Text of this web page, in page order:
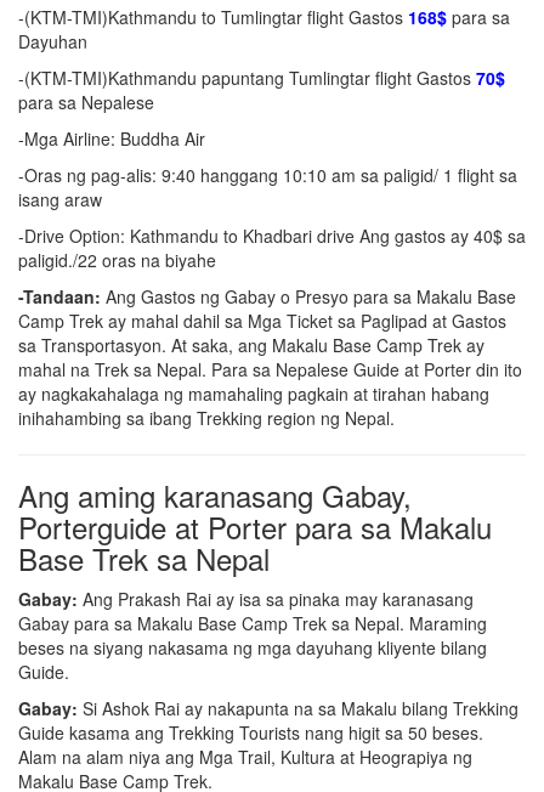
-(KTM-TMI)Kathmandu to Tumlingtar flight Gastos 168$ para sa
Dayuhan
-(KTM-TMI)Kathmandu papuntang Tumlingtar flight Gastos 70$
para sa Nepalese
-Mga Airline: Buddha Air
-Oras ng pag-alis: 9:40 hanggang 10:10 am sa paligid/ 1 flight sa
isang araw
-Drive Option: Kathmandu to Khadbari drive Ang gastos ay 40$ sa
paligid./22 oras na biyahe
-Tandaan: Ang Gastos ng Gabay o Presyo para sa Makalu Base
Camp Trek ay mahal dahil sa Mga Ticket sa Paglipad at Gastos
sa Transportasyon. At saka, ang Makalu Base Camp Trek ay
mahal na Trek sa Nepal. Para sa Nepalese Guide at Porter din ito
ay nagkakahalaga ng mamahaling pagkain at tirahan habang
inihahambing sa ibang Trekking region ng Nepal.
Ang aming karanasang Gabay,
Porterguide at Porter para sa Makalu
Base Trek sa Nepal
Gabay: Ang Prakash Rai ay isa sa pinaka may karanasang
Gabay para sa Makalu Base Camp Trek sa Nepal. Maraming
beses na siyang nakasama ng mga dayuhang kliyente bilang
Guide.
Gabay: Si Ashok Rai ay nakapunta na sa Makalu bilang Trekking
Guide kasama ang Trekking Tourists nang higit sa 50 beses.
Alam na alam niya ang Mga Trail, Kultura at Heograpiya ng
Makalu Base Camp Trek.